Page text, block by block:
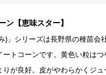
ン【恵味スター】
)」シリーズは長野県の種苗会
ートコーンです。黄色い粒は
りが良好。皮がやわらかくジ